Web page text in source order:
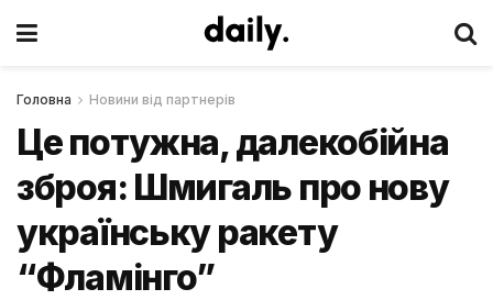
Головна Новини від партнерів
Це потужна, далекобійна
зброя: Шмигаль про нову
українську ракету
“Фламінго”